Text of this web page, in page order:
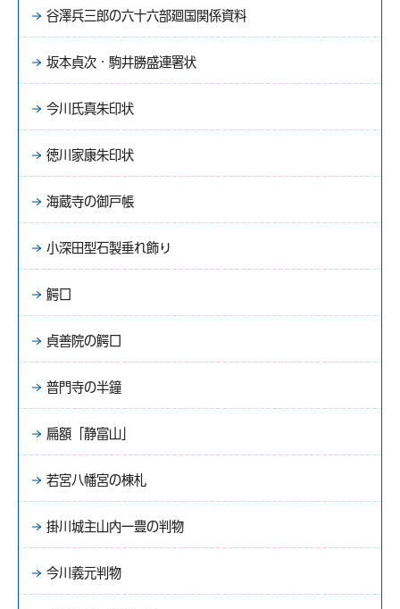
谷澤兵三郎の六十六部廻国関係資料
坂本貞次・駒井勝盛連署状
今川氏真朱印状
徳川家康朱印状
海蔵寺の御戸帳
小深田型石製垂れ飾り
鰐口
貞善院の鰐口
普門寺の半鐘
扁額「静富山」
若宮八幡宮の棟札
掛川城主山内一豊の判物
今川義元判物